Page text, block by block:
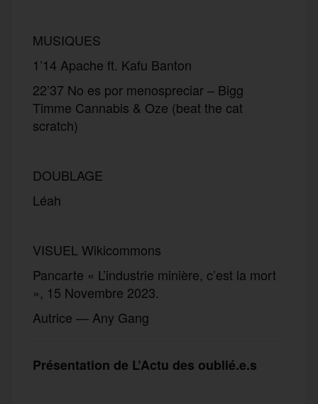
MUSIQUES
1’14 Apache ft. Kafu Banton
22’37 No es por menospreciar – Bigg
Timme Cannabis & Oze (beat the cat
scratch)
DOUBLAGE
Léah
VISUEL Wikicommons
Pancarte « L’industrie minière, c’est la mort
», 15 Novembre 2023.
Autrice — Any Gang
Présentation de L’Actu des oublié.e.s